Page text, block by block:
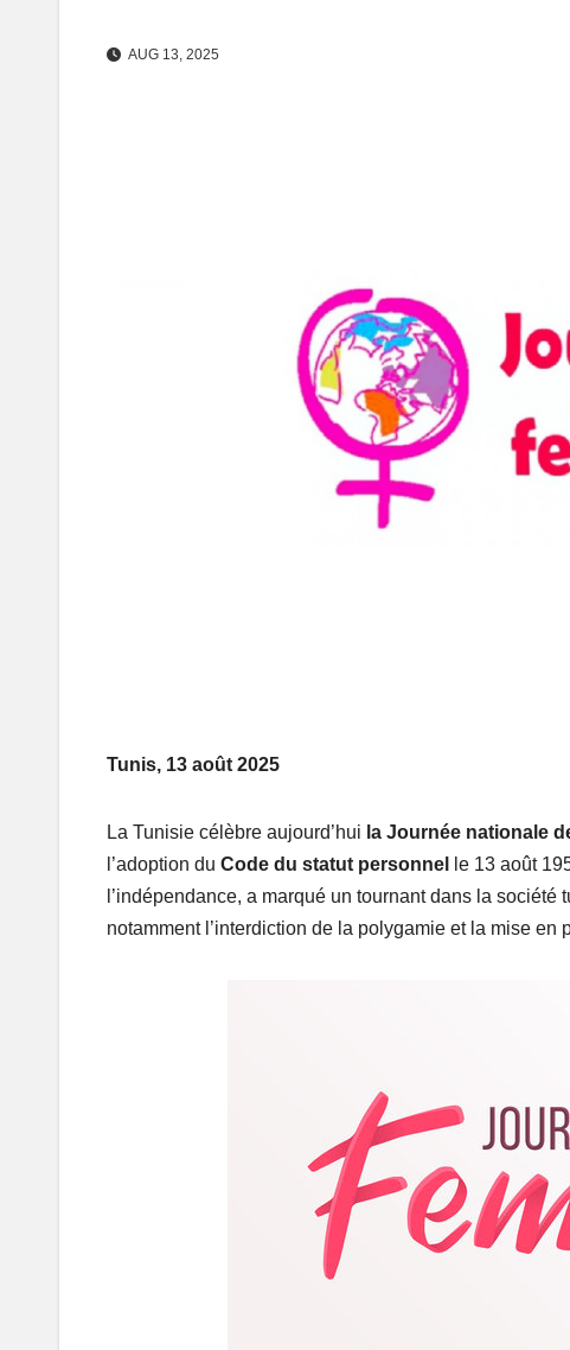
AUG 13, 2025
Tunis, 13 août 2025
La Tunisie célèbre aujourd’hui la Journée nationale
l’adoption du Code du statut personnel
le 13 août
l’indépendance, a marqué un tournant dans la
notamment l’interdiction de la polygamie et la mise en